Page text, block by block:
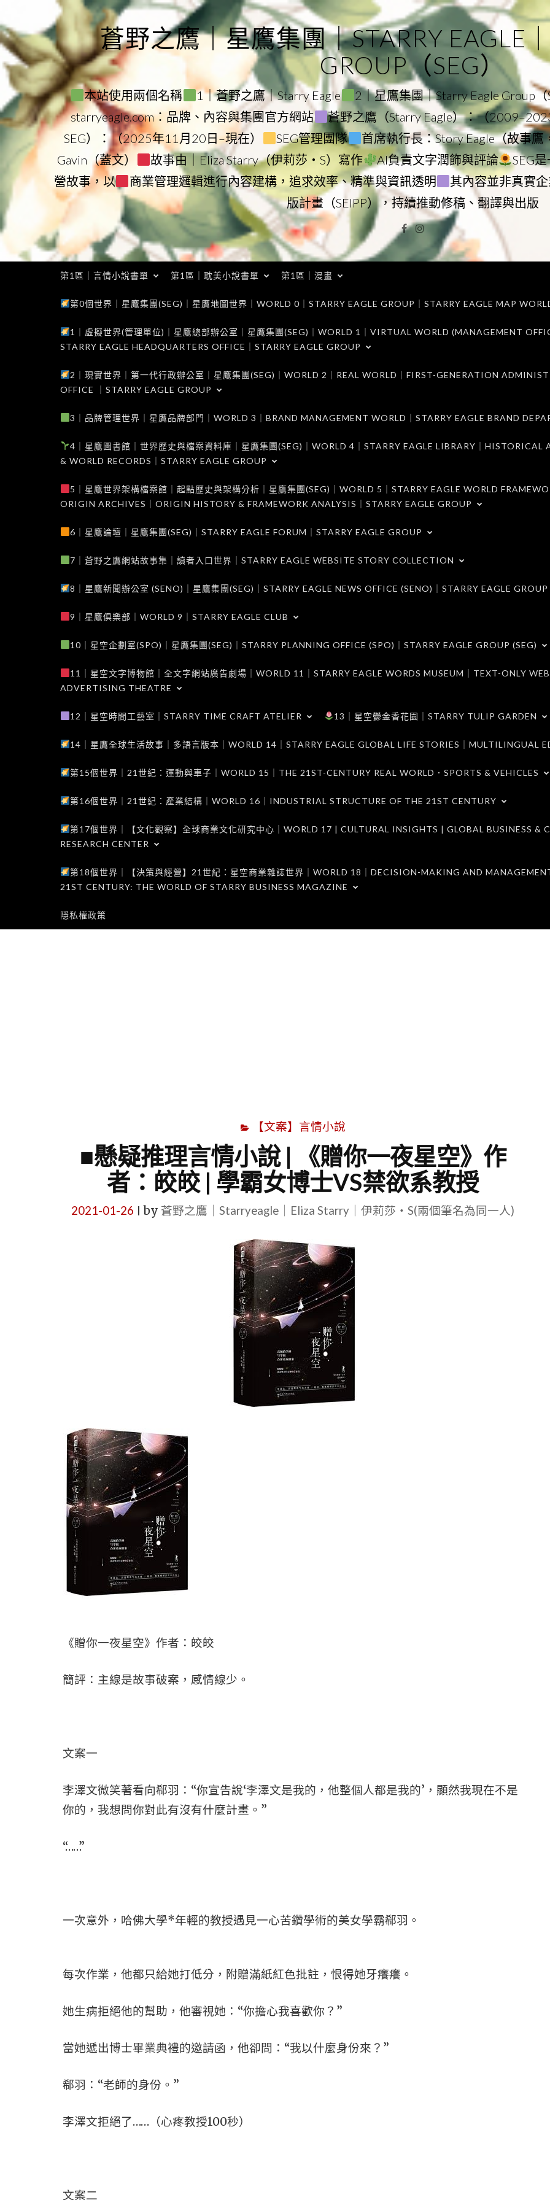
to
content
蒼野之鷹｜星鷹集團｜STARRY EAGLE
GROUP（SEG）
本站使用兩個名稱 1｜蒼野之鷹｜Starry Eagle 2｜星鷹集團｜Starry Eagle Group（
starryeagle.com：品牌、內容與集團官方網站
蒼野之鷹（Starry Eagle）：（
SEG）：（2025年11月20日–現在）
SEG管理團隊 首席執行長：Story Eagle（故事鷹
Gavin（蓋文）
故事由｜Eliza Starry（伊莉莎・S）寫作 AI負責文字潤飾與評論
SEG
營故事，以
商業管理邏輯進行內容建構，追求效率、精準與資訊透明 其內容並非真實
版計畫（SEIPP），持續推動修稿、翻譯與出版
Facebook
Instagram
第1區｜言情小說書單 第1區｜耽美小說書單 第1區｜漫畫
第0個世界｜星鷹集團(SEG)｜星鷹地圖世界｜WORLD 0｜STARRY EAGLE GROUP｜STARRY EAGLE MAP
1｜虛擬世界(管理單位)｜星鷹總部辦公室｜星鷹集團(SEG)｜WORLD 1｜VIRTUAL WORLD (MANAGEMENT
STARRY EAGLE HEADQUARTERS OFFICE｜STARRY EAGLE GROUP
2｜現實世界｜第一代行政辦公室｜星鷹集團(SEG)｜WORLD 2｜REAL WORLD｜FIRST-GENERATION
OFFICE ｜STARRY EAGLE GROUP
3｜品牌管理世界｜星鷹品牌部門｜WORLD 3｜BRAND MANAGEMENT WORLD｜STARRY EAGLE BRAND
4｜星鷹圖書館｜世界歷史與檔案資料庫｜星鷹集團(SEG)｜WORLD 4｜STARRY EAGLE LIBRARY｜HISTORICAL
& WORLD RECORDS｜STARRY EAGLE GROUP
5｜星鷹世界架構檔案館｜起點歷史與架構分析｜星鷹集團(SEG)｜WORLD 5｜STARRY EAGLE WORLD
ORIGIN ARCHIVES｜ORIGIN HISTORY & FRAMEWORK ANALYSIS｜STARRY EAGLE GROUP
6｜星鷹論壇｜星鷹集團(SEG)｜STARRY EAGLE FORUM｜STARRY EAGLE GROUP
7｜蒼野之鷹網站故事集｜讀者入口世界｜STARRY EAGLE WEBSITE STORY COLLECTION
8｜星鷹新聞辦公室 (SENO)｜星鷹集團(SEG)｜STARRY EAGLE NEWS OFFICE (SENO)｜STARRY EAGLE GROUP
9｜星鷹俱樂部｜WORLD 9｜STARRY EAGLE CLUB
10｜星空企劃室(SPO)｜星鷹集團(SEG)｜STARRY PLANNING OFFICE (SPO)｜STARRY EAGLE GROUP (SEG)
11｜星空文字博物館｜全文字網站廣告劇場｜WORLD 11｜STARRY EAGLE WORDS MUSEUM｜TEXT-ONLY
ADVERTISING THEATRE
12｜星空時間工藝室｜STARRY TIME CRAFT ATELIER 13｜星空鬱金香花園｜STARRY TULIP GARDEN
14｜星鷹全球生活故事｜多語言版本｜WORLD 14｜STARRY EAGLE GLOBAL LIFE STORIES｜MULTILINGUAL
第15個世界｜21世紀：運動與車子｜WORLD 15｜THE 21ST-CENTURY REAL WORLD．SPORTS & VEHICLES
第16個世界｜21世紀：產業結構｜WORLD 16｜INDUSTRIAL STRUCTURE OF THE 21ST CENTURY
第17個世界｜【文化觀察】全球商業文化研究中心｜WORLD 17 | CULTURAL INSIGHTS | GLOBAL BUSINESS &
RESEARCH CENTER
第18個世界｜【決策與經營】21世紀：星空商業雜誌世界｜WORLD 18｜DECISION-MAKING AND
21ST CENTURY: THE WORLD OF STARRY BUSINESS MAGAZINE
隱私權政策
【文案】言情小說
■懸疑推理言情小說 | 《贈你一夜星空》作
者：皎皎 | 學霸女博士VS禁欲系教授
2021-01-26 by 蒼野之鷹｜Starryeagle｜Eliza Starry｜伊莉莎・S(兩個筆名為同一人)
《贈你一夜星空》作者：皎皎
簡評：主線是故事破案，感情線少。
文案一
李澤文微笑著看向郗羽：“你宣告說‘李澤文是我的，他整個人都是我的’，顯然我現在不是
你的，我想問你對此有沒有什麼計畫。”
“……”
一次意外，哈佛大學*年輕的教授遇見一心苦鑽學術的美女學霸郗羽。
每次作業，他都只給她打低分，附贈滿紙紅色批註，恨得她牙癢癢。
她生病拒絕他的幫助，他審視她：“你擔心我喜歡你？”
當她遞出博士畢業典禮的邀請函，他卻問：“我以什麼身份來？”
郗羽：“老師的身份。”
李澤文拒絕了……（心疼教授100秒）
文案二